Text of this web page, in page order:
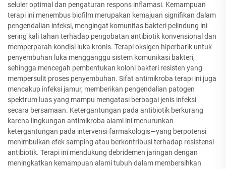
seluler optimal dan pengaturan respons inflamasi. Kemampuan
terapi ini menembus biofilm merupakan kemajuan signifikan dalam
pengendalian infeksi, mengingat komunitas bakteri pelindung ini
sering kali tahan terhadap pengobatan antibiotik konvensional dan
memperparah kondisi luka kronis. Terapi oksigen hiperbarik untuk
penyembuhan luka mengganggu sistem komunikasi bakteri,
sehingga mencegah pembentukan koloni bakteri resisten yang
mempersulit proses penyembuhan. Sifat antimikroba terapi ini juga
mencakup infeksi jamur, memberikan pengendalian patogen
spektrum luas yang mampu mengatasi berbagai jenis infeksi
secara bersamaan. Ketergantungan pada antibiotik berkurang
karena lingkungan antimikroba alami ini menurunkan
ketergantungan pada intervensi farmakologis—yang berpotensi
menimbulkan efek samping atau berkontribusi terhadap resistensi
antibiotik. Terapi ini mendukung debridemen jaringan dengan
meningkatkan kemampuan alami tubuh dalam membersihkan